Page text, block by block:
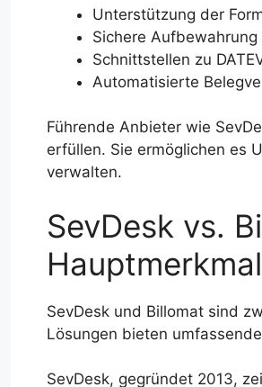
Unterstützung der
Sichere
Schnittstellen zu
Automatisierte
Führende Anbieter wie
erfüllen. Sie ermöglichen es
verwalten.
SevDesk vs.
SevDesk und Billomat sind
Lösungen bieten
SevDesk, gegründet 2013,